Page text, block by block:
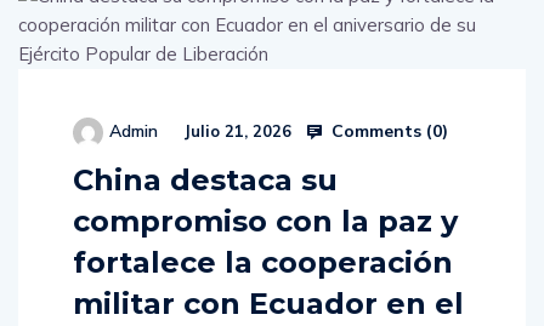
Admin Julio 21, 2026 Comments (0)
China destaca su
compromiso con la paz y
fortalece la cooperación
militar con Ecuador en el